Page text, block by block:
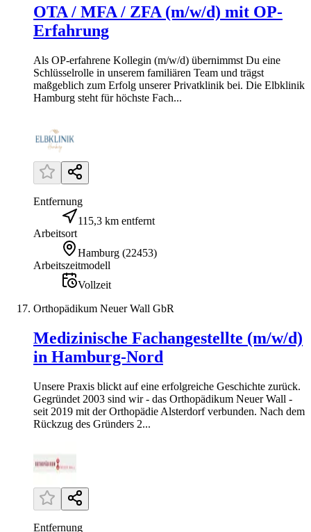
OTA / MFA / ZFA (m/w/d) mit OP-
Erfahrung
Als OP-erfahrene Kollegin (m/w/d) übernimmst Du eine
Schlüsselrolle in unserem familiären Team und trägst
maßgeblich zum Erfolg unserer Privatklinik bei. Die Elbklinik
Hamburg steht für höchste Fach...
Entfernung
115,3 km entfernt
Arbeitsort
Hamburg (22453)
Arbeitszeitmodell
Vollzeit
Orthopädikum Neuer Wall GbR
Medizinische Fachangestellte (m/w/d)
in Hamburg-Nord
Unsere Praxis blickt auf eine erfolgreiche Geschichte zurück.
Gegründet 2003 sind wir - das Orthopädikum Neuer Wall -
seit 2019 mit der Orthopädie Alsterdorf verbunden. Nach dem
Rückzug des Gründers 2...
Entfernung